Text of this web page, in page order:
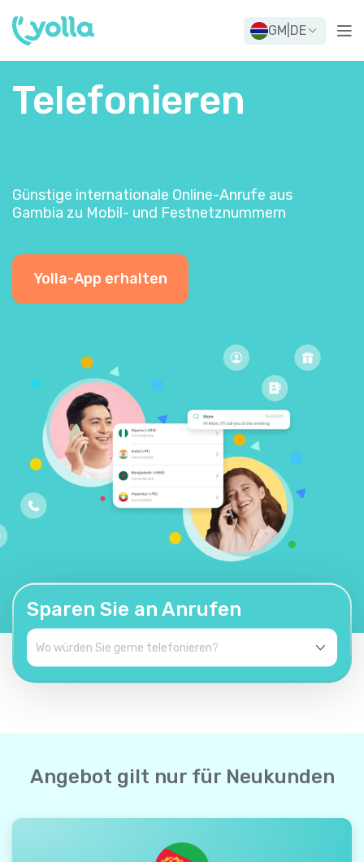
GM DE
Telefonieren
Günstige internationale Online-Anrufe aus
Gambia zu Mobil- und Festnetznummern
Yolla-App erhalten
Sparen Sie an Anrufen
Angebot gilt nur für Neukunden